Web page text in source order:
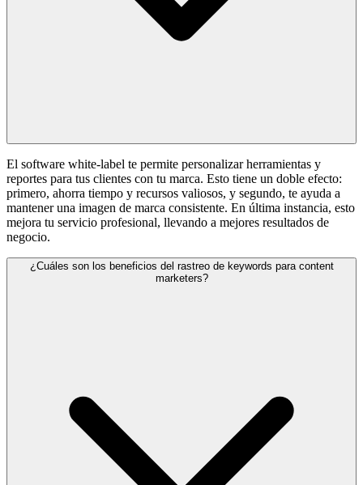
El software white-label te permite personalizar herramientas y
reportes para tus clientes con tu marca. Esto tiene un doble efecto:
primero, ahorra tiempo y recursos valiosos, y segundo, te ayuda a
mantener una imagen de marca consistente. En última instancia, esto
mejora tu servicio profesional, llevando a mejores resultados de
negocio.
¿Cuáles son los beneficios del rastreo de keywords para content
marketers?